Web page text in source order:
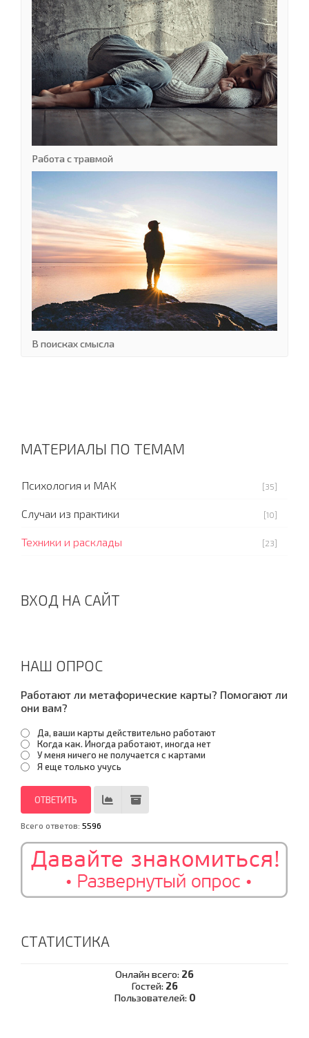
Работа с травмой
В поисках смысла
МАТЕРИАЛЫ ПО ТЕМАМ
Психология и МАК [35]
Случаи из практики [10]
Техники и расклады [23]
ВХОД НА САЙТ
НАШ ОПРОС
Работают ли метафорические карты? Помогают ли
они вам?
Да, ваши карты действительно работают
Когда как. Иногда работают, иногда нет
У меня ничего не получается с картами
Я еще только учусь
Всего ответов: 5596
СТАТИСТИКА
Онлайн всего: 26
Гостей: 26
Пользователей: 0